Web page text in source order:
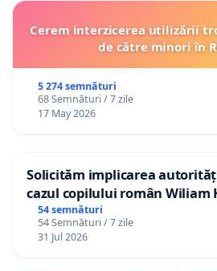
Cerem interzicerea utilizării
de către minori în
5 274 semnături
68 Semnături / 7 zile
17 May 2026
Solicităm implicarea
cazul copilului român Wiliam
Gheorghe, aflat în plasament
12 ani
54 semnături
54 Semnături / 7 zile
31 Jul 2026